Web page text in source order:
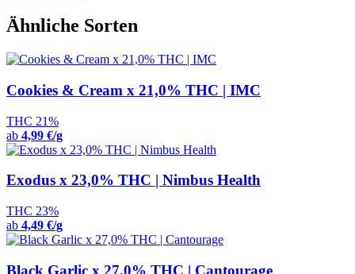
Ähnliche Sorten
Cookies & Cream x 21,0% THC | IMC
THC 21%
ab 4,99 €/g
Exodus x 23,0% THC | Nimbus Health
THC 23%
ab 4,49 €/g
Black Garlic x 27,0% THC | Cantourage